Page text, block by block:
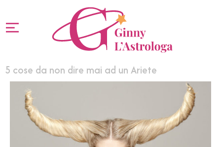
5 cose da non dire mai ad un Ariete